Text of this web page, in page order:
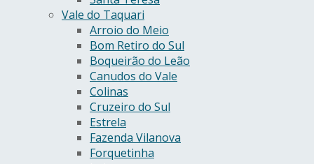
Vale do Taquari
Arroio do Meio
Bom Retiro do Sul
Boqueirão do Leão
Canudos do Vale
Colinas
Cruzeiro do Sul
Estrela
Fazenda Vilanova
Forquetinha